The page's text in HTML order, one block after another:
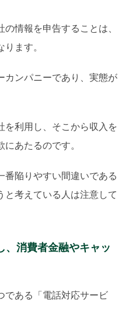
情報を申告することは、
ます。
カンパニーであり、実態が
を利用し、そこから収入を
あたるのです。
番陥りやすい間違いである
と考えている人は注意して
、消費者金融やキャッ
である「電話対応サービ